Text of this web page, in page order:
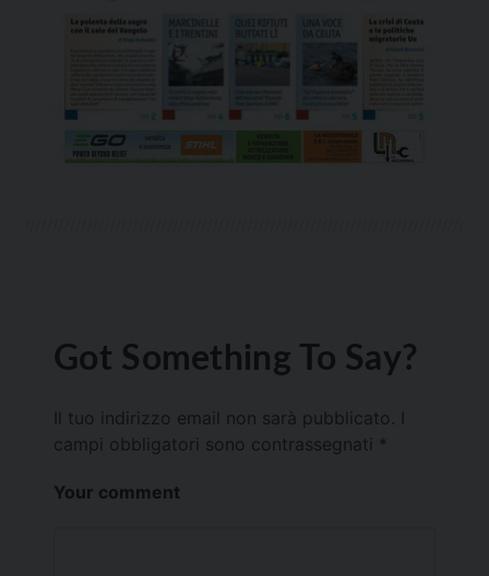
Got Something To Say?
Il tuo indirizzo email non sarà pubblicato.
campi obbligatori sono contrassegnati *
Your comment